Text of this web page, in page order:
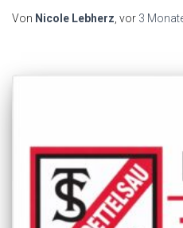
Von Nicole Lebherz , vor 3